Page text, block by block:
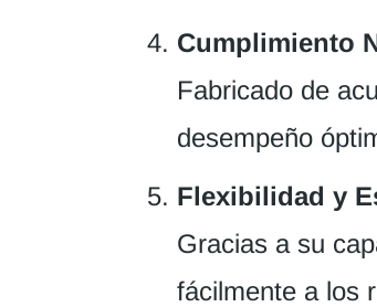
Cumplimiento
Fabricado de
desempeño
Flexibilidad y
Gracias a su
fácilmente a los